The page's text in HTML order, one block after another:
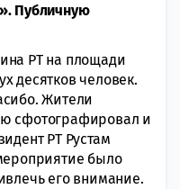
Публичную
РТ на площади
десятков человек.
Жители
сфотографировал и
РТ Рустам
было
его внимание.